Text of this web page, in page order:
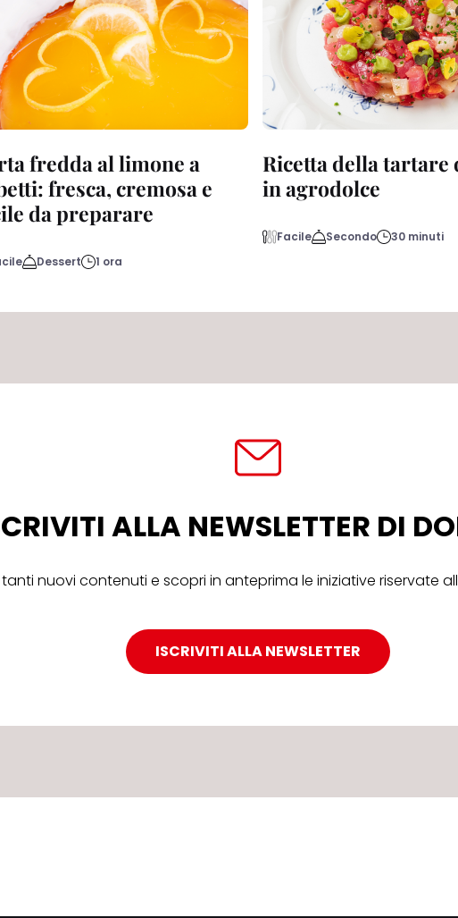
fredda al limone a
fresca, cremosa e
da preparare
Dessert 1 ora
Ricetta della tartare
in agrodolce
Facile Secondo 30 minuti
ALLA NEWSLETTER DI
tanti nuovi contenuti e scopri in anteprima le iniziative riservate
ISCRIVITI ALLA NEWSLETTER